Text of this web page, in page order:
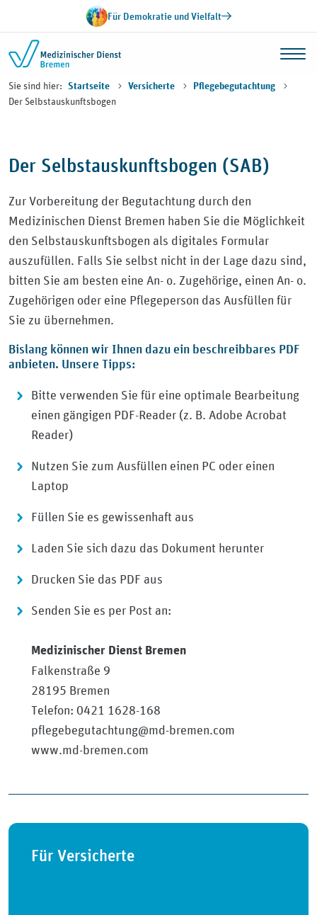
Zum Inhalt springenFür Demokratie und Vielfalt
Sie sind hier: Startseite Versicherte Pflegebegutachtung
Der Selbstauskunftsbogen
Der Selbstauskunftsbogen (SAB)
Zur Vorbereitung der Begutachtung durch den
Medizinischen Dienst Bremen haben Sie die Möglichkeit
den Selbstauskunftsbogen als digitales Formular
auszufüllen. Falls Sie selbst nicht in der Lage dazu sind,
bitten Sie am besten eine An- o. Zugehörige, einen An- o.
Zugehörigen oder eine Pflegeperson das Ausfüllen für
Sie zu übernehmen.
Bislang können wir Ihnen dazu ein beschreibbares PDF
anbieten. Unsere Tipps:
Bitte verwenden Sie für eine optimale Bearbeitung
einen gängigen PDF-Reader (z. B. Adobe Acrobat
Reader)
Nutzen Sie zum Ausfüllen einen PC oder einen
Laptop
Füllen Sie es gewissenhaft aus
Laden Sie sich dazu das Dokument herunter
Drucken Sie das PDF aus
Senden Sie es per Post an:
Medizinischer Dienst Bremen
Falkenstraße 9
28195 Bremen
Telefon: 0421 1628-168
pflegebegutachtung@md-bremen.com
www.md-bremen.com
Für Versicherte